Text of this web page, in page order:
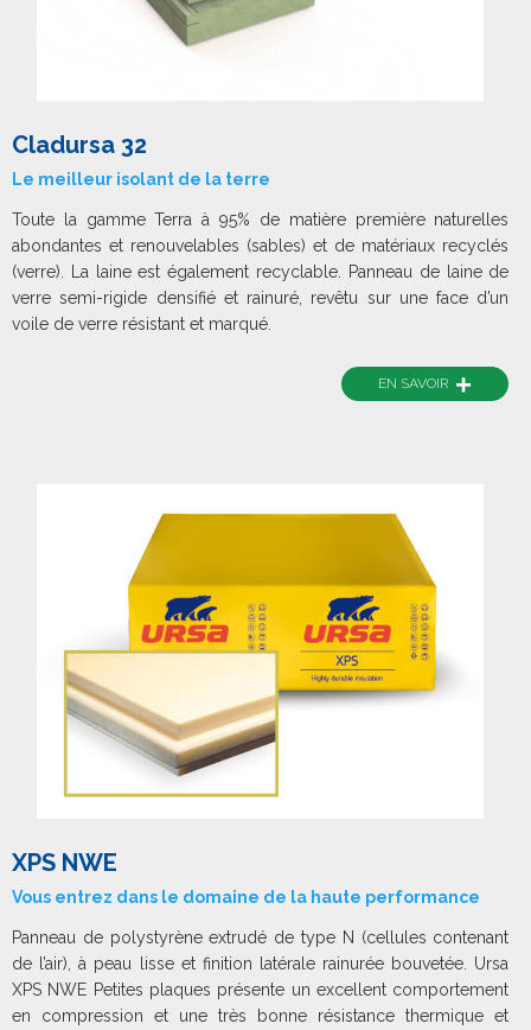
Cladursa 32
Le meilleur isolant de la terre
Toute la gamme Terra à 95% de matière première naturelles
abondantes et renouvelables (sables) et de matériaux recyclés
(verre). La laine est également recyclable. Panneau de laine de
verre semi-rigide densifié et rainuré, revêtu sur une face d’un
voile de verre résistant et marqué.
EN SAVOIR +
XPS NWE
Vous entrez dans le domaine de la haute performance
Panneau de polystyrène extrudé de type N (cellules contenant
de l’air), à peau lisse et finition latérale rainurée bouvetée. Ursa
XPS NWE Petites plaques présente un excellent comportement
en compression et une très bonne résistance thermique et